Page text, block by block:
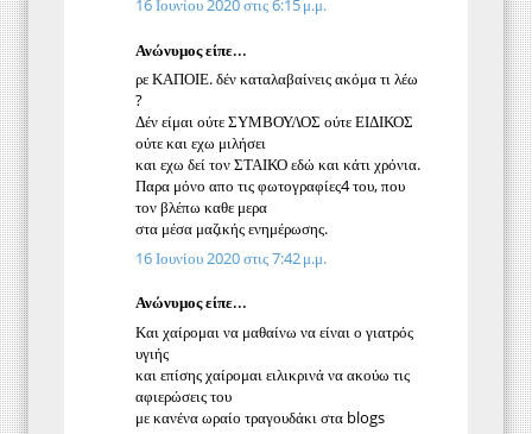
16 Ιουνίου 2020 στις 6:15 μ.μ.
Ανώνυμος είπε...
ρε ΚΑΠΟΙΕ. δέν καταλαβαίνεις ακόμα τι λέω
?
Δέν είμαι ούτε ΣΥΜΒΟΥΛΟΣ ούτε ΕΙΔΙΚΟΣ
ούτε και εχω μιλήσει
και εχω δεί τον ΣΤΑΙΚΟ εδώ και κάτι χρόνια.
Παρα μόνο απο τις φωτογραφίες4 του, που
τον βλέπω καθε μερα
στα μέσα μαζικής ενημέρωσης.
16 Ιουνίου 2020 στις 7:42 μ.μ.
Ανώνυμος είπε...
Και χαίρομαι να μαθαίνω να είναι ο γιατρός
υγιής
και επίσης χαίρομαι ειλικρινά να ακούω τις
αφιερώσεις του
με κανένα ωραίο τραγουδάκι στα blogs